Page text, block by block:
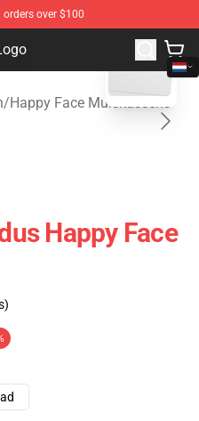
over $100
Face Shop - Official Happy
/Happy Face Muiskussens
blank template
Happy Face